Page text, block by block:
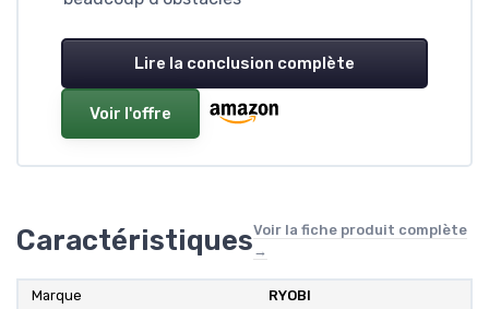
Lire la conclusion complète
Voir l'offre
CaractéristiquesVoir la fiche produit complète
→
Marque RYOBI